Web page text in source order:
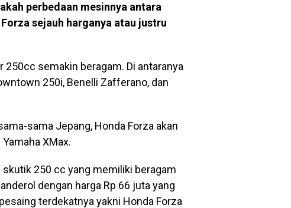
perbedaan mesinnya antara
sejauh harganya atau justru
semakin beragam. Di antaranya
250i, Benelli Zafferano, dan
sama Jepang, Honda Forza akan
XMax.
250 cc yang memiliki beragam
dengan harga Rp 66 juta yang
terdekatnya yakni Honda Forza